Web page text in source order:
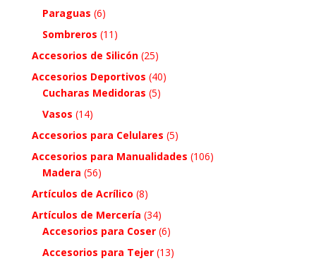
Paraguas (6)
Sombreros (11)
Accesorios de Silicón (25)
Accesorios Deportivos (40)
Cucharas Medidoras (5)
Vasos (14)
Accesorios para Celulares (5)
Accesorios para Manualidades (106)
Madera (56)
Artículos de Acrílico (8)
Artículos de Mercería (34)
Accesorios para Coser (6)
Accesorios para Tejer (13)